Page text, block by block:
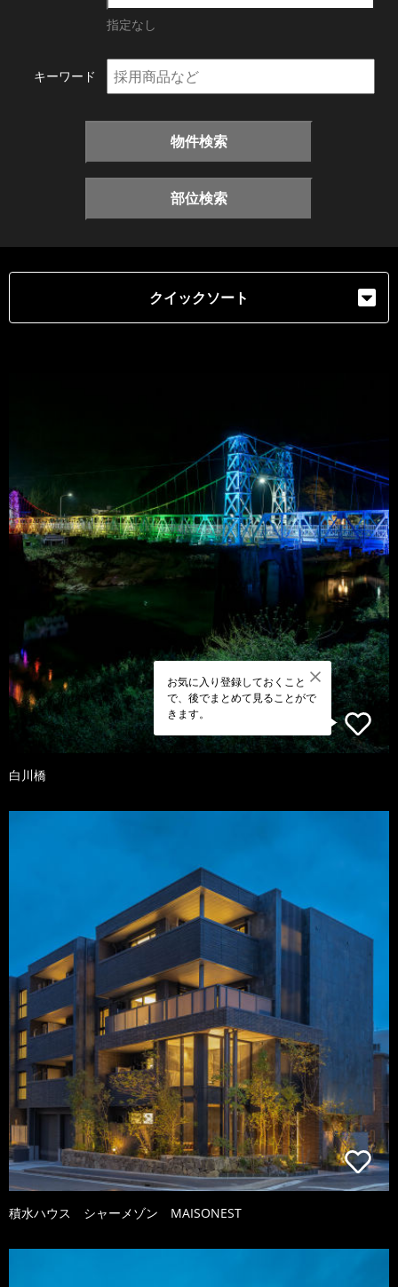
指定なし
キーワード
物件検索
部位検索
クイックソート
お気に入り登録しておくこと
で、後でまとめて見ることがで
きます。
白川橋
積水ハウス シャーメゾン MAISONEST